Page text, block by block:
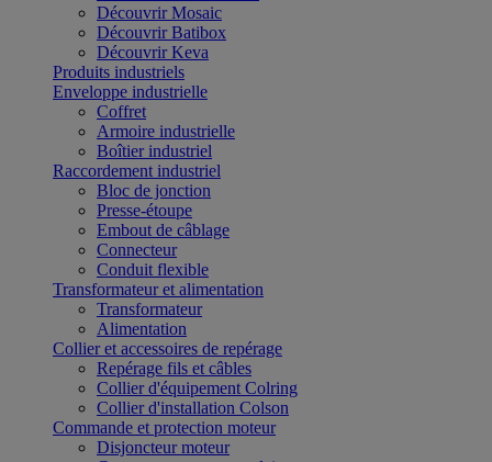
Découvrir Mosaic
Découvrir Batibox
Découvrir Keva
Produits industriels
Enveloppe industrielle
Coffret
Armoire industrielle
Boîtier industriel
Raccordement industriel
Bloc de jonction
Presse-étoupe
Embout de câblage
Connecteur
Conduit flexible
Transformateur et alimentation
Transformateur
Alimentation
Collier et accessoires de repérage
Repérage fils et câbles
Collier d'équipement Colring
Collier d'installation Colson
Commande et protection moteur
Disjoncteur moteur